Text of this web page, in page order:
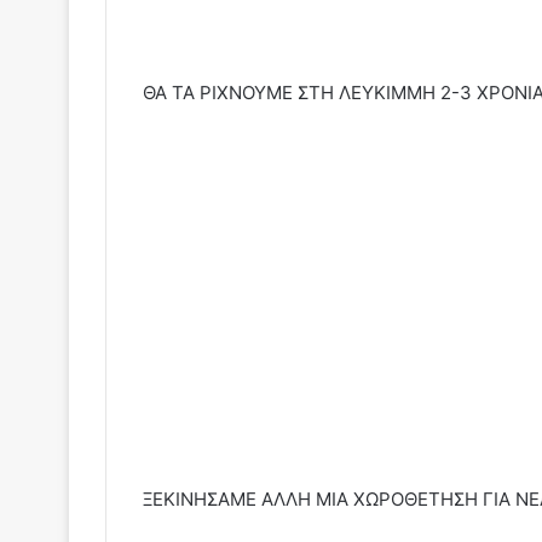
ΘΑ ΤΑ ΡΙΧΝΟΥΜΕ ΣΤΗ ΛΕΥΚΙΜΜΗ 2-3
ΞΕΚΙΝΗΣΑΜΕ ΑΛΛΗ ΜΙΑ ΧΩΡΟΘΕΤΗΣΗ ΓΙΑ